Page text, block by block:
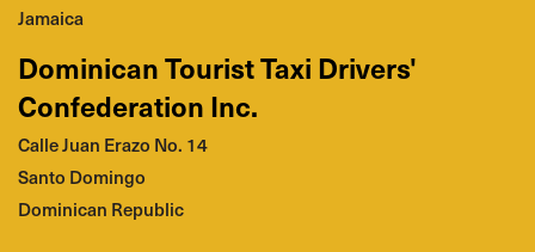
Jamaica
Dominican Tourist Taxi Drivers'
Confederation Inc.
Calle Juan Erazo No. 14
Santo Domingo
Dominican Republic